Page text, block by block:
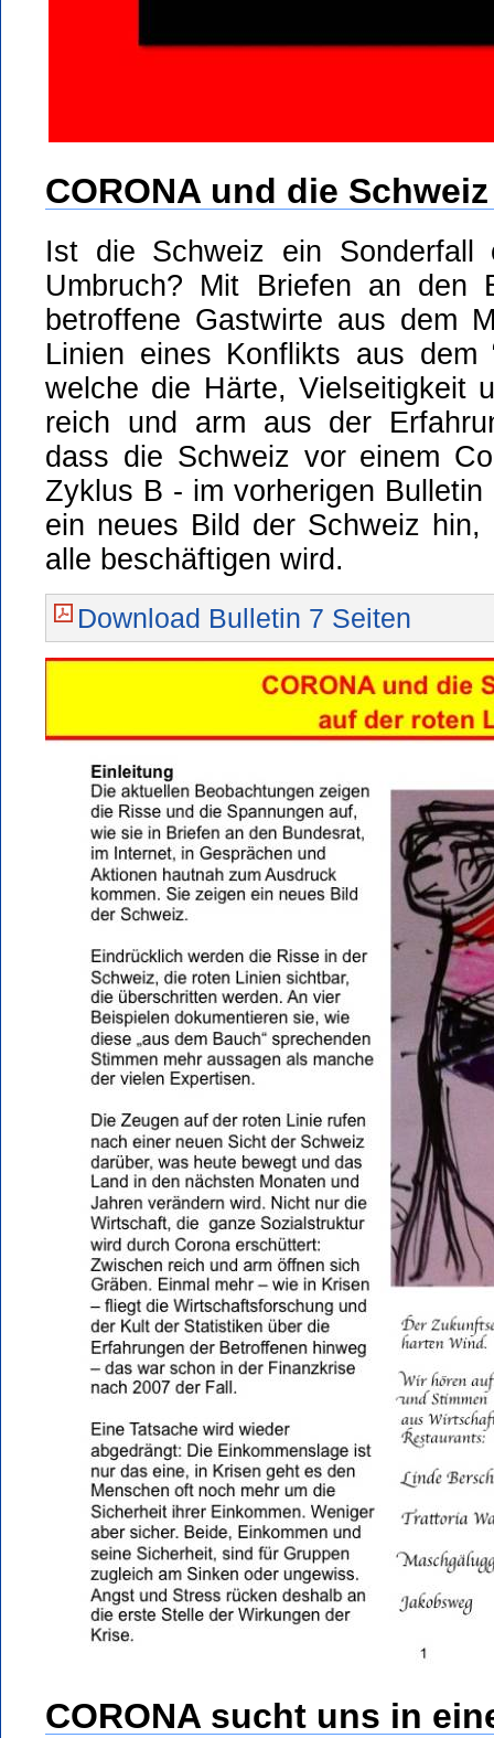
CORONA und die Schweiz
Ist die Schweiz ein
Umbruch? Mit Briefen an den
betroffene Gastwirte aus dem
Linien eines Konflikts aus dem
welche die Härte, Vielseitigkeit
reich und arm aus der
dass die Schweiz vor einem
Zyklus B - im vorherigen
ein neues Bild der Schweiz hin,
alle beschäftigen wird.
Download Bulletin 7 Seiten
CORONA sucht uns in